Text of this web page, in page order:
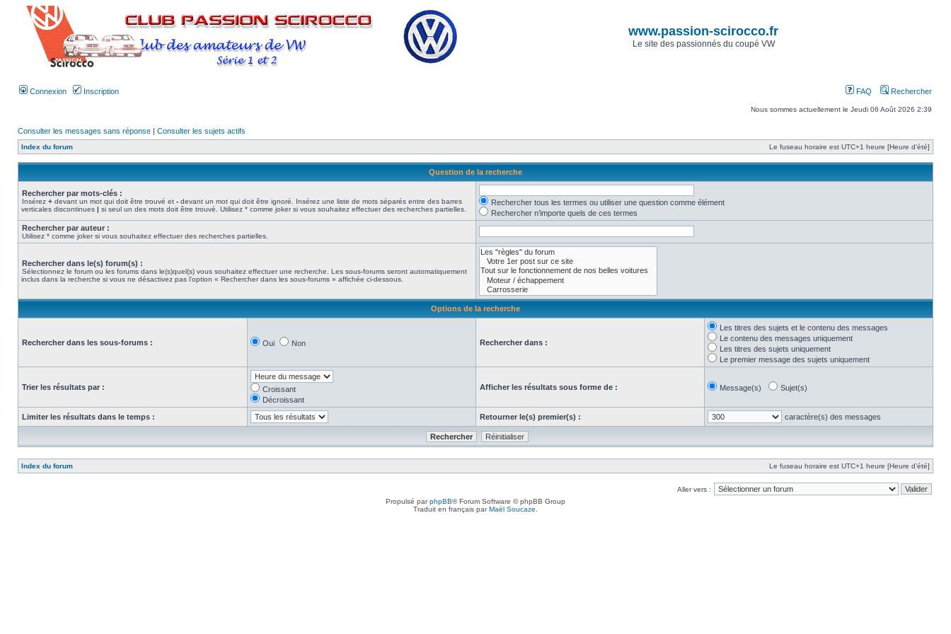
www.passion-scirocco.fr
Le site des passionnés du coupé VW
Connexion Inscription FAQ Rechercher
Nous sommes actuellement le Jeudi 06 Août 2026 2:39
Consulter les messages sans réponse | Consulter les sujets actifs
Index du forum Le fuseau horaire est UTC+1 heure [Heure d’été]
Question de la recherche
Rechercher par mots-clés :
Insérez + devant un mot qui doit être trouvé et - devant un mot qui doit être ignoré. Insérez une liste de mots séparés entre des barres
verticales discontinues | si seul un des mots doit être trouvé. Utilisez * comme joker si vous souhaitez effectuer des recherches partielles.
Rechercher tous les termes ou utiliser une question comme élément
Rechercher n’importe quels de ces termes
Rechercher par auteur :
Utilisez * comme joker si vous souhaitez effectuer des recherches partielles.
Rechercher dans le(s) forum(s) :
Sélectionnez le forum ou les forums dans le(s)quel(s) vous souhaitez effectuer une recherche. Les sous-forums seront automatiquement
inclus dans la recherche si vous ne désactivez pas l’option « Rechercher dans les sous-forums » affichée ci-dessous.
Options de la recherche
Rechercher dans les sous-forums : Oui Non Rechercher dans :
Les titres des sujets et le contenu des messages
Le contenu des messages uniquement
Les titres des sujets uniquement
Le premier message des sujets uniquement
Trier les résultats par :
Croissant
Décroissant
Afficher les résultats sous forme de : Message(s) Sujet(s)
Limiter les résultats dans le temps : Retourner le(s) premier(s) : caractère(s) des messages
Index du forum Le fuseau horaire est UTC+1 heure [Heure d’été]
Aller vers :
Propulsé parphpBB® Forum Software © phpBB Group
Traduit en français parMaël Soucaze